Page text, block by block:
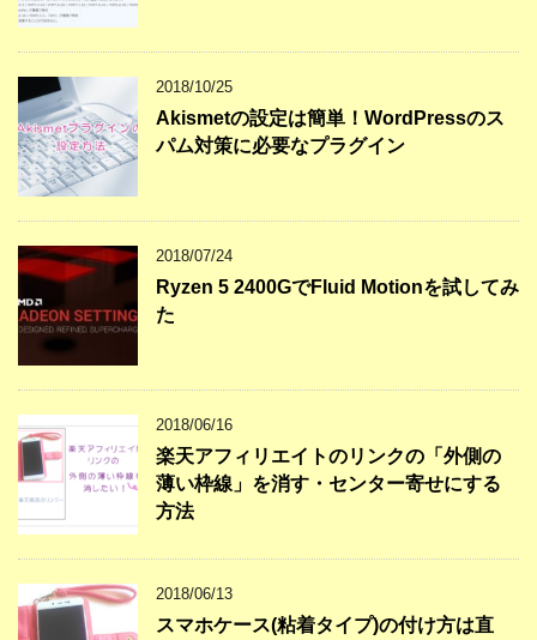
2018/10/25
Akismetの設定は簡単！WordPressのス
パム対策に必要なプラグイン
2018/07/24
Ryzen 5 2400GでFluid Motionを試してみ
た
2018/06/16
楽天アフィリエイトのリンクの「外側の
薄い枠線」を消す・センター寄せにする
方法
2018/06/13
スマホケース(粘着タイプ)の付け方は直